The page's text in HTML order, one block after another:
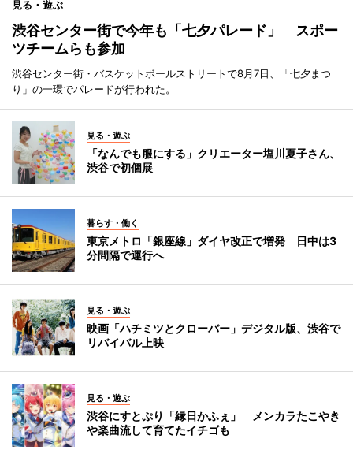
見る・遊ぶ
渋谷センター街で今年も「七夕パレード」 スポー
ツチームらも参加
渋谷センター街・バスケットボールストリートで8月7日、「七夕まつ
り」の一環でパレードが行われた。
見る・遊ぶ
「なんでも服にする」クリエーター塩川夏子さん、
渋谷で初個展
暮らす・働く
東京メトロ「銀座線」ダイヤ改正で増発 日中は3
分間隔で運行へ
見る・遊ぶ
映画「ハチミツとクローバー」デジタル版、渋谷で
リバイバル上映
見る・遊ぶ
渋谷にすとぷり「縁日かふぇ」 メンカラたこやき
や楽曲流して育てたイチゴも